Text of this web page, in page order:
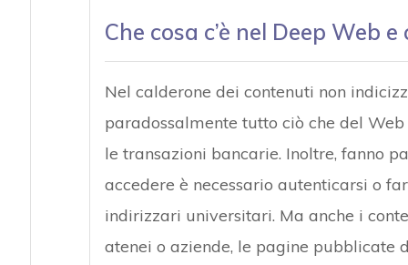
Che cosa c’è nel Deep Web
Nel calderone dei contenuti non
paradossalmente tutto ciò che del
le transazioni bancarie. Inoltre, fanno
accedere è necessario autenticarsi o
indirizzari universitari. Ma anche i
atenei o aziende, le pagine pubblicate